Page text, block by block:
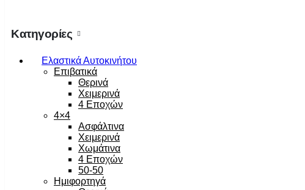
Κατηγορίες
Ελαστικά Αυτοκινήτου
Επιβατικά
Θερινά
Χειμερινά
4 Εποχών
4×4
Ασφάλτινα
Χειμερινά
Χωμάτινα
4 Εποχών
50-50
Ημιφορτηγά